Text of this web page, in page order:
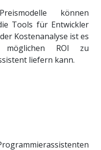
können
Tools für Entwickler
Kostenanalyse ist es
möglichen ROI zu
liefern kann.